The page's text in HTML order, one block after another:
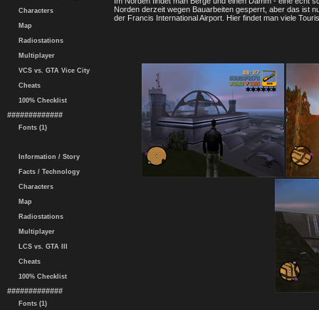
Characters
Map
Radiostations
Multiplayer
VCS vs. GTA Vice City
Cheats
100% Checklist
#############
Fonts (1)
Information / Story
Facts / Technology
Characters
Map
Radiostations
Multiplayer
LCS vs. GTA III
Cheats
100% Checklist
#############
Fonts (1)
Norden derzeit wegen Bauarbeiten gesperrt, aber das ist
der Francis International Airport. Hier findet man viele